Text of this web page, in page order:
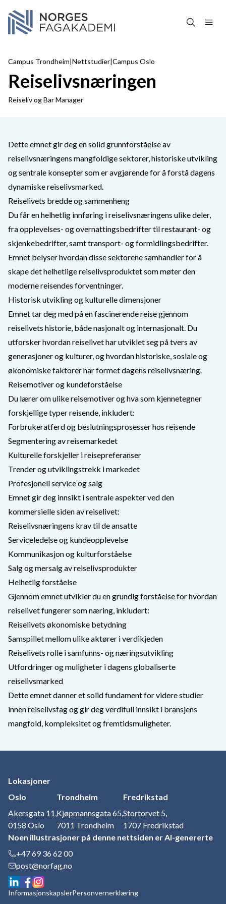
Hopp over navigasjon
Campus Trondheim|Nettstudier|Campus Oslo
Reiselivsnæringen
Reiseliv og Bar Manager
Dette emnet gir deg en solid grunnforståelse av
reiselivsnæringens mangfoldige sektorer, historiske utvikling
og sentrale konsepter som er avgjørende for å forstå dagens
dynamiske reiselivsmarked.
Reiselivets bredde og sammenheng
Du får en helhetlig innføring i reiselivsnæringens ulike deler,
fra opplevelses- og overnattingsbedrifter til restaurant- og
skjenkebedrifter, samt transport- og formidlingsbedrifter.
Emnet belyser hvordan disse sektorene samhandler for å
skape det helhetlige reiselivsproduktet som møter den
moderne reisendes forventninger.
Historisk utvikling og kulturelle dimensjoner
Emnet tar deg med på en fascinerende reise gjennom
reiselivets historie, både nasjonalt og internasjonalt. Du
utforsker hvordan reiselivet har utviklet seg på tvers av
generasjoner og kulturer, og hvordan historiske, sosiale og
økonomiske faktorer har formet dagens reiselivsnæring.
Reisemotiver og kundeforståelse
Du lærer om ulike reisemotiver og hva som kjennetegner
forskjellige typer reisende, inkludert:
Forbrukeratferd og beslutningsprosesser hos reisende
Segmentering av reisemarkedet
Kulturelle forskjeller i reisepreferanser
Trender og utviklingstrekk i markedet
Profesjonell service og salg
Emnet gir deg innsikt i sentrale aspekter ved den
kommersielle siden av reiselivet:
Reiselivsnæringens krav til de ansatte
Serviceledelse og kundeopplevelse
Kommunikasjon og kulturforståelse
Salg og mersalg av reiselivsprodukter
Helhetlig forståelse
Gjennom emnet utvikler du en grundig forståelse for hvordan
reiselivet fungerer som næring, inkludert:
Reiselivets økonomiske betydning
Samspillet mellom ulike aktører i verdikjeden
Reiselivets rolle i samfunns- og næringsutvikling
Utfordringer og muligheter i dagens globaliserte
reiselivsmarked
Dette emnet danner et solid fundament for videre studier
innen reiselivsfag og gir deg verdifull innsikt i bransjens
mangfold, kompleksitet og fremtidsmuligheter.
Lokasjoner
Oslo
Akersgata 11,
0158 Oslo
Trondheim
Kjøpmannsgata 65,
7011 Trondheim
Fredrikstad
Stortorvet 5,
1707 Fredrikstad
Noen illustrasjoner på denne nettsiden er AI-genererte
+47 69 36 62 00
post@norfag.no
InformasjonskapslerPersonvernerklæring